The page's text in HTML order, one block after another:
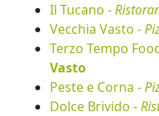
Il Tucano -
Vecchia Vasto -
Terzo Tempo
Vasto
Peste e Corna -
Dolce Brivido -